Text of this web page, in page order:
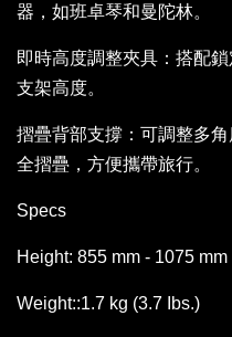
器，如班卓琴和曼陀林。
即時高度調整夾具：搭配
支架高度。
摺疊背部支撐：可調整多
全摺疊，方便攜帶旅行。
Specs
Height: 855 mm - 1075 mm
Weight::1.7 kg (3.7 Ibs.)